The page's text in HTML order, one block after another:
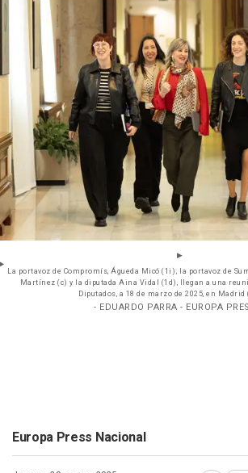
La portavoz de Compromís, Águeda Micó (1i); la portavoz de
Martínez (c) y la diputada Aina Vidal (1d), llegan a una
Diputados, a 18 de marzo de 2025, en Madrid
- EDUARDO PARRA - EUROPA
Europa Press Nacional